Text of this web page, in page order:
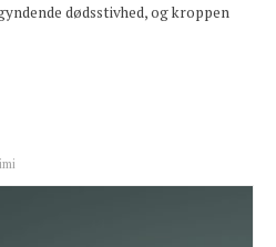
dødsstivhed, og kroppen